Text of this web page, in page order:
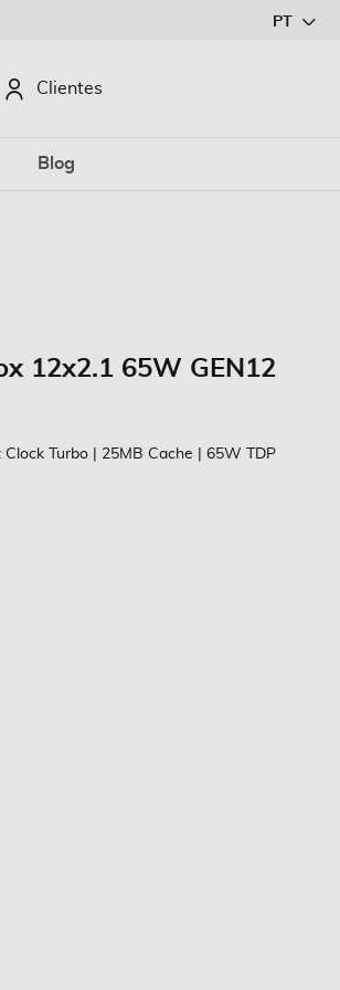
PT
Clientes
Blog
12x2.1 65W GEN12
Turbo | 25MB Cache | 65W TDP